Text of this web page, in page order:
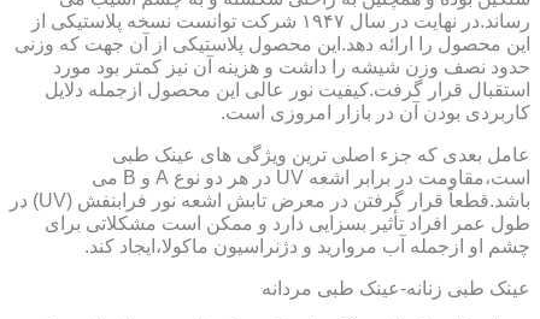
رساند.در نهایت در سال ۱۹۴۷ شرکت توانست نسخه پلاستیکی از
این محصول را ارائه دهد.این محصول پلاستیکی از آن جهت که وزنی
حدود نصف وزن شیشه را داشت و هزینه آن نیز کمتر بود مورد
استقبال قرار گرفت.کیفیت نور عالی این محصول ازجمله دلایل
کاربردی بودن آن در بازار امروزی است.
عامل بعدی که جزء اصلی ترین ویژگی های عینک طبی
است،مقاومت در برابر اشعه UV در هر دو نوع A و B می
باشد.قطعاً قرار گرفتن در معرض تابش اشعه نور فرابنفش (UV) در
طول عمر افراد تأثیر بسزایی دارد و ممکن است مشکلاتی برای
چشم او ازجمله آب مروارید و دژنراسیون ماکولا،ایجاد کند.
عینک طبی زنانه-عینک طبی مردانه